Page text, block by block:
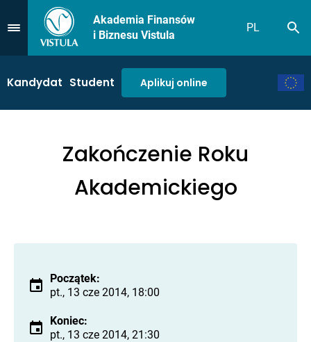
Przejdź do Menu
Akademia Finansów
i Biznesu Vistula
PL
Kandydat Student Aplikuj online
Zakończenie Roku
Akademickiego
Początek:
pt., 13 cze 2014, 18:00
Koniec:
pt., 13 cze 2014, 21:30